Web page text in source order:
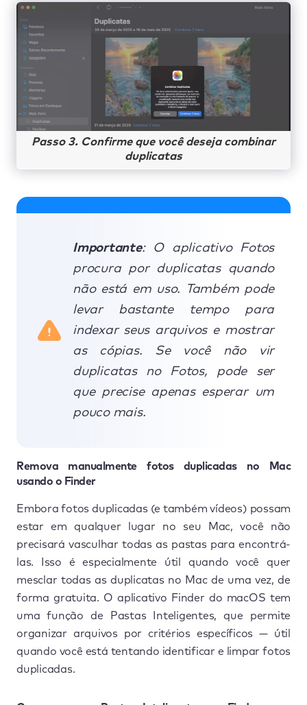
Passo 3. Confirme que você deseja combinar
duplicatas
Importante: O aplicativo Fotos
procura por duplicatas quando
não está em uso. Também pode
levar bastante tempo para
indexar seus arquivos e mostrar
as cópias. Se você não vir
duplicatas no Fotos, pode ser
que precise apenas esperar um
pouco mais.
Remova manualmente fotos duplicadas no Mac
usando o Finder
Embora fotos duplicadas (e também vídeos) possam
estar em qualquer lugar no seu Mac, você não
precisará vasculhar todas as pastas para encontrá-
las. Isso é especialmente útil quando você quer
mesclar todas as duplicatas no Mac de uma vez, de
forma gratuita. O aplicativo Finder do macOS tem
uma função de Pastas Inteligentes, que permite
organizar arquivos por critérios específicos — útil
quando você está tentando identificar e limpar fotos
duplicadas.